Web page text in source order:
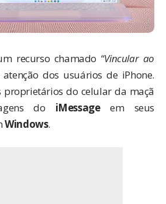
recurso chamado “Vincular ao
dos usuários de iPhone.
proprietários do celular da maçã
do iMessageem seus
Windows.